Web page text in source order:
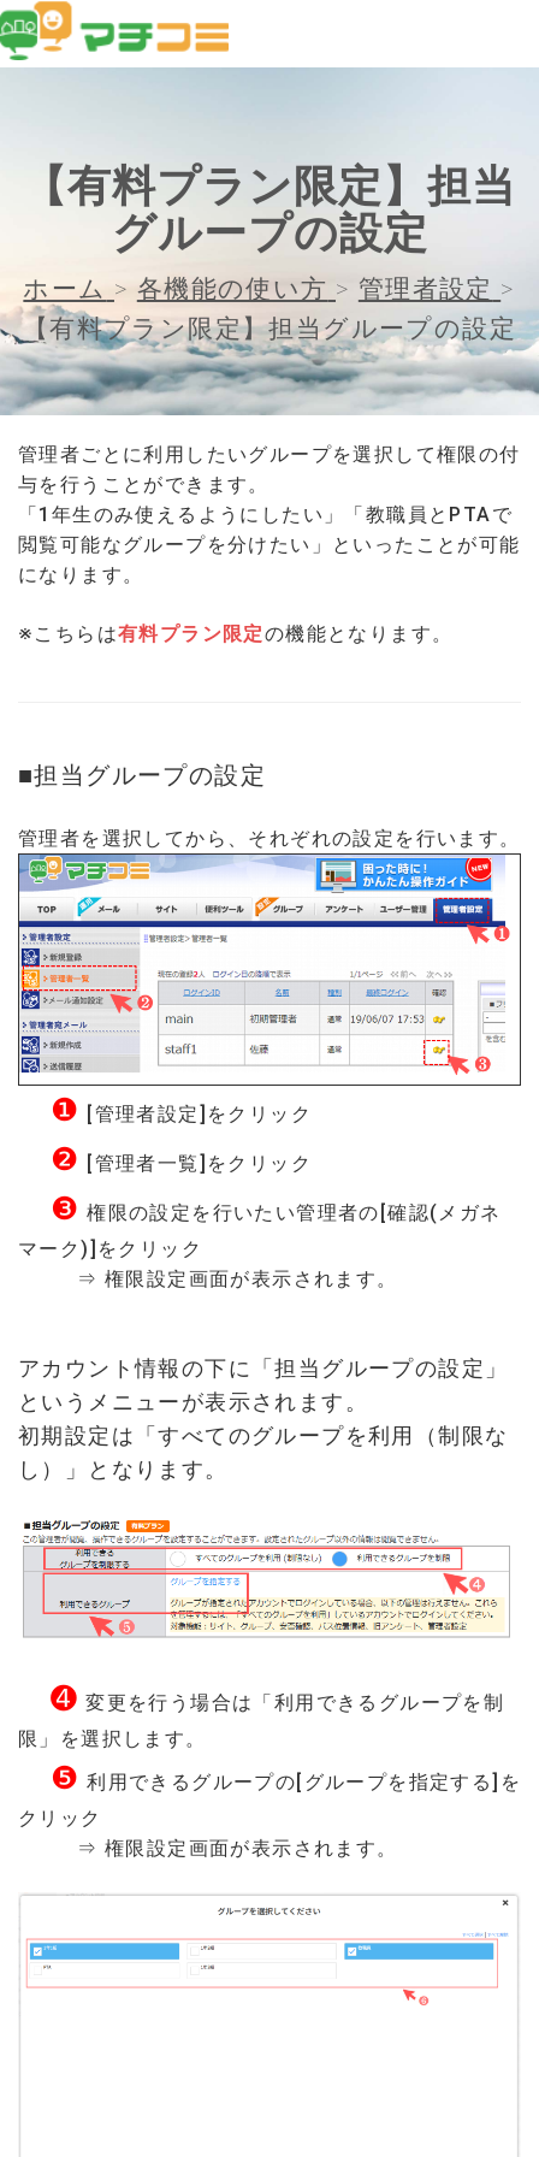
【有料プラン限定】担当
グループの設定
ホーム > 各機能の使い方 > 管理者設定 >
【有料プラン限定】担当グループの設定
管理者ごとに利用したいグループを選択して権限の付
与を行うことができます。
「1年生のみ使えるようにしたい」「教職員とPTAで
閲覧可能なグループを分けたい」といったことが可能
になります。
※こちらは有料プラン限定の機能となります。
■担当グループの設定
管理者を選択してから、それぞれの設定を行います。
❶ [管理者設定]をクリック
❷ [管理者一覧]をクリック
❸ 権限の設定を行いたい管理者の[確認(メガネ
マーク)]をクリック
⇒ 権限設定画面が表示されます。
アカウント情報の下に「担当グループの設定」
というメニューが表示されます。
初期設定は「すべてのグループを利用（制限な
し）」となります。
➍ 変更を行う場合は「利用できるグループを制
限」を選択します。
❺ 利用できるグループの[グループを指定する]を
クリック
⇒ 権限設定画面が表示されます。